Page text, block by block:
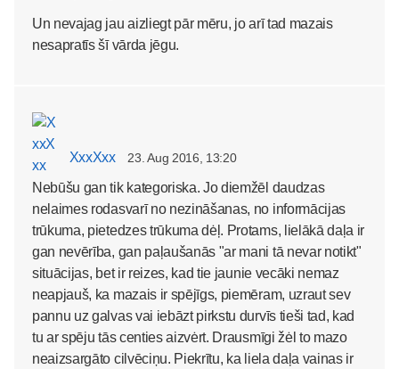
Un nevajag jau aizliegt pār mēru, jo arī tad mazais
nesapratīs šī vārda jēgu.
XxxXxx 23. Aug 2016, 13:20
Nebūšu gan tik kategoriska. Jo diemžēl daudzas
nelaimes rodasvarī no nezināšanas, no informācijas
trūkuma, pietedzes trūkuma dėļ. Protams, lielākā daļa ir
gan nevērība, gan paļaušanās "ar mani tā nevar notikt"
situācijas, bet ir reizes, kad tie jaunie vecāki nemaz
neapjauš, ka mazais ir spējīgs, piemēram, uzraut sev
pannu uz galvas vai iebāzt pirkstu durvīs tieši tad, kad
tu ar spēju tās centies aizvėrt. Drausmīgi žėl to mazo
neaizsargāto cilvēciņu. Piekrītu, ka liela daļa vainas ir